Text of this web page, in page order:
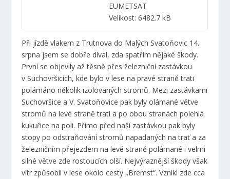
EUMETSAT
Velikost: 6482.7 kB
Při jízdě vlakem z Trutnova do Malých Svatoňovic 14.
srpna jsem se dobře díval, zda spatřím nějaké škody.
První se objevily až těsně přes železniční zastávkou
v Suchovršicích, kde bylo v lese na pravé straně trati
polámáno několik izolovaných stromů. Mezi zastávkami
Suchovršice a V. Svatoňovice pak byly olámané větve
stromů na levé straně trati a po obou stranách polehlá
kukuřice na poli. Přímo před naší zastávkou pak byly
stopy po odstraňování stromů napadaných na trať a za
železničním přejezdem na levé straně polámané i velmi
silné větve zde rostoucích olší. Nejvýraznější škody však
vítr způsobil v lese okolo cesty „Bremst“. Vznikl zde cca